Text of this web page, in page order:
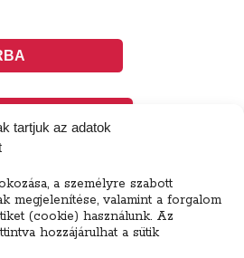
tartjuk az adatok
a személyre szabott
megjelenítése, valamint a forgalom
(cookie) használunk. Az
hozzájárulhat a sütik
Elvitel Rendelj Online
(450Ft)